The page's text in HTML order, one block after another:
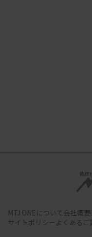
臨床
MTJ ONEについて会社概要
サイトポリシー よくあるご